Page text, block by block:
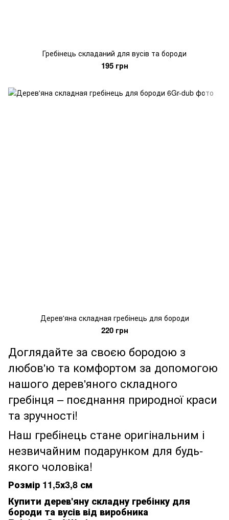
Гребінець складаний для вусів та бороди
195 грн
Дерев'яна складная гребінець для бороди
220 грн
Доглядайте за своєю бородою з
любов'ю та комфортом за допомогою
нашого дерев'яного складного
гребінця – поєднання природної краси
та зручності!
Наш гребінець стане оригінальним і
незвичайним подарунком для будь-
якого чоловіка!
Розмір 11,5х3,8 см
Купити дерев'яну складну гребінку для
бороди та вусів від виробника